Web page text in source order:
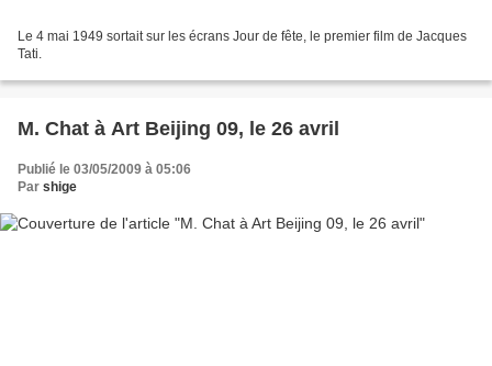
Le 4 mai 1949 sortait sur les écrans Jour de fête, le premier film de Jacques
Tati.
M. Chat à Art Beijing 09, le 26 avril
Publié le 03/05/2009 à 05:06
Par shige